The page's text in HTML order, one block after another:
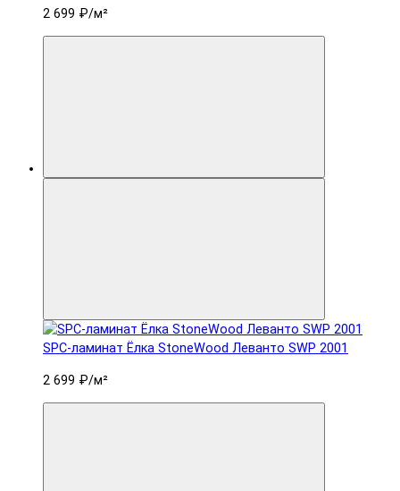
2 699 ₽/м²
SPC-ламинат Ëлка StoneWood Леванто SWP 2001
2 699 ₽/м²